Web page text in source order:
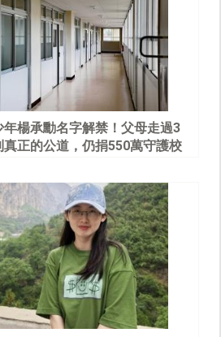
楊承勳名字解禁！父母走過3
正的公道，仍捐550萬守護校